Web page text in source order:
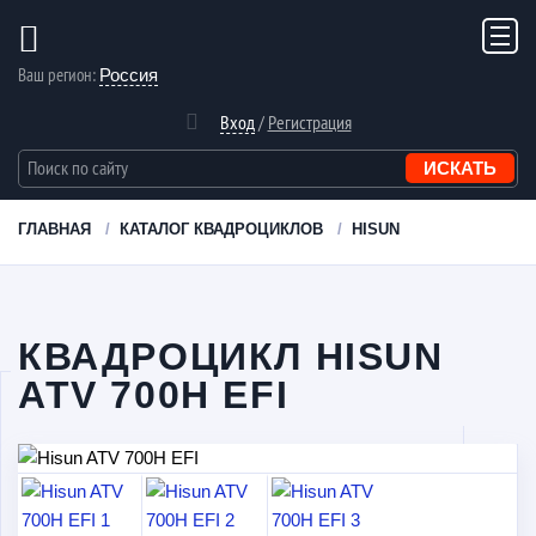
Ваш регион: Россия
Вход/ Регистрация
ГЛАВНАЯ КАТАЛОГ КВАДРОЦИКЛОВ HISUN
КВАДРОЦИКЛ HISUN
ATV 700H EFI